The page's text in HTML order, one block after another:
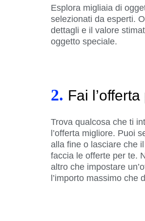
Esplora migliaia di
selezionati da esperti.
dettagli e il valore
oggetto speciale.
2. Fai
Trova qualcosa che ti
l’offerta migliore. Puoi
alla fine o lasciare che
faccia le offerte per te.
altro che impostare
l’importo massimo che